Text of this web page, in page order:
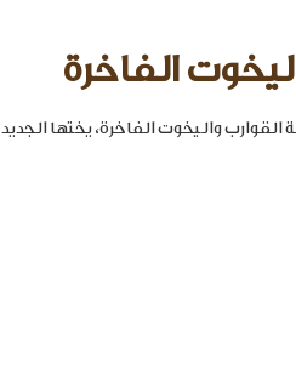
الفاخرة
واليخوت الفاخرة، يختها الجديد